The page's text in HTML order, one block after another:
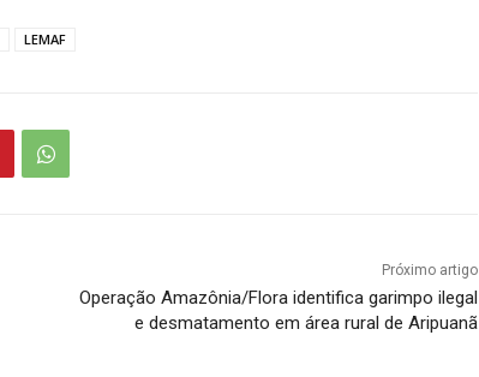
LEMAF
Próximo artigo
Operação Amazônia/Flora identifica garimpo ilegal
e desmatamento em área rural de Aripuanã